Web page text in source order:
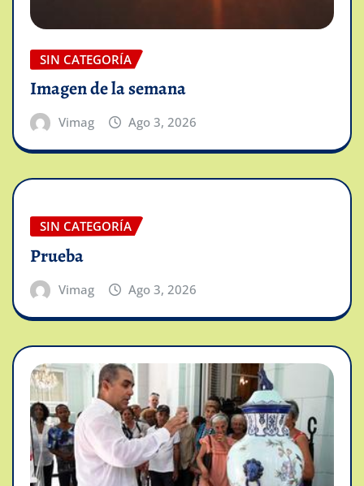
SIN CATEGORÍA
Imagen de la semana
Vimag Ago 3, 2026
SIN CATEGORÍA
Prueba
Vimag Ago 3, 2026